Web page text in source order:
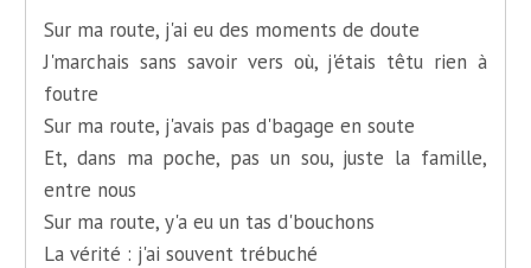
Sur ma route, j'ai eu des moments de doute
J'marchais sans savoir vers où, j'étais têtu rien à
foutre
Sur ma route, j'avais pas d'bagage en soute
Et, dans ma poche, pas un sou, juste la famille,
entre nous
Sur ma route, y'a eu un tas d'bouchons
La vérité : j'ai souvent trébuché